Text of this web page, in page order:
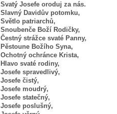
Svatý Josefe oroduj za nás.
Slavný Davidův potomku,
Světlo patriarchů,
Snoubenče Boží Rodičky,
Čestný strážce svaté Panny,
Pěstoune Božího Syna,
Ochotný ochránce Krista,
Hlavo svaté rodiny,
Josefe spravedlivý,
Josefe čistý,
Josefe moudrý,
Josefe statečný,
Josefe poslušný,